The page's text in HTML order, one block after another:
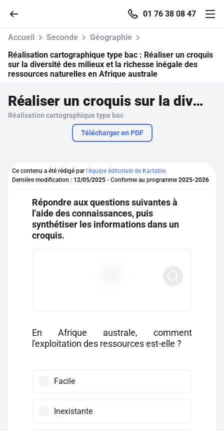
01 76 38 08 47
Pour profiter de 10 contenus offerts.
Accueil Seconde
Géographie
Réalisation cartographique type bac : Réaliser un croquis
sur la diversité des milieux et la richesse inégale des
ressources naturelles en Afrique australe
Réaliser un croquis sur la diversité des milieux et la richesse inégale des ressources naturelles en Afrique australe
Réalisation cartographique type bac
Télécharger en PDF
Ce contenu a été rédigé par l'équipe éditoriale de Kartable.
Dernière modification : 12/05/2025 - Conforme au programme 2025-2026
Répondre aux questions suivantes à
l'aide des connaissances, puis
synthétiser les informations dans un
croquis.
En Afrique australe, comment
l'exploitation des ressources est-elle ?
Facile
Inexistante